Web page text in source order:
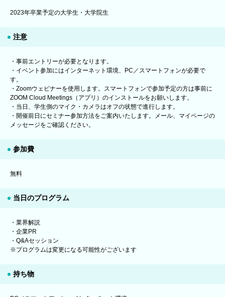
2023年卒業予定の大学生・大学院生
注意
・事前エントリーが必要となります。
・イベント参加にはインターネット環境、PC／スマートフォンが必要で
す。
・Zoomウェビナーを使用します。スマートフォンで参加予定の方は事前に
ZOOM Cloud Meetings（アプリ）のインストールをお願いします。
・当日、学生側のマイク・カメラはオフの状態で進行します。
・開催前日にセミナー参加方法をご案内いたします。メール、マイページの
メッセージをご確認ください。
参加費
無料
当日のプログラム
・業界解説
・企業PR
・Q&Aセッション
※プログラムは変更になる可能性がございます
持ち物